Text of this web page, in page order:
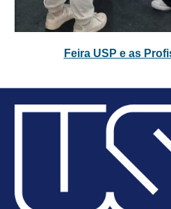
Feira USP e as